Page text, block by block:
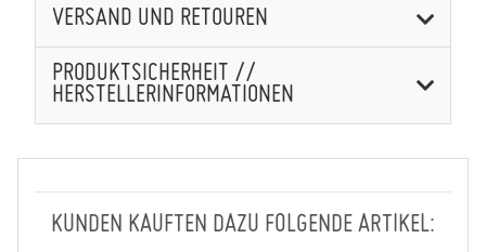
VERSAND UND RETOUREN
PRODUKTSICHERHEIT //
HERSTELLERINFORMATIONEN
KUNDEN KAUFTEN DAZU FOLGENDE ARTIKEL: